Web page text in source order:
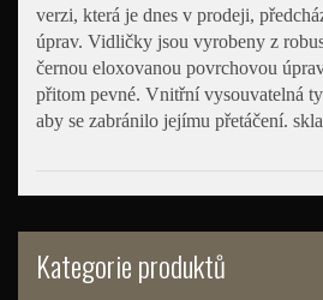
Kategorie produktů
verzi, která je dnes v prodeji,
úprav. Vidličky jsou vyrobeny z
černou eloxovanou povrchovou
přitom pevné. Vnitřní vysouvatelná
aby se zabránilo jejímu přetáčení.